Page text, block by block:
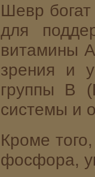
Шевр
для
витамины
зрения и
группы B
системы и
Кроме
фосфора,